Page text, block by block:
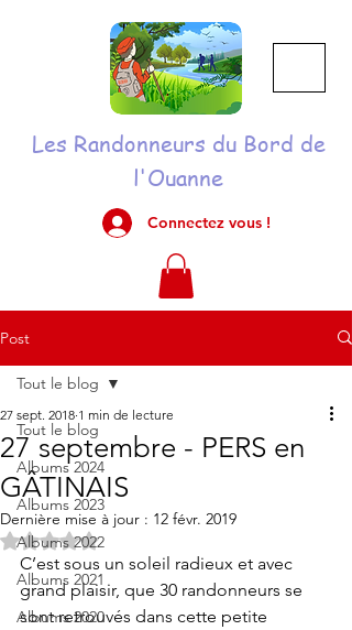
Les Randonneurs du Bord de
l'Ouanne
Connectez vous !
Post
Tout le blog
Albums 2024
Albums 2023
Albums 2022
Albums 2021
Albums 2020
Tout le blog
27 septembre - PERS en
GÂTINAIS
27 sept. 2018 1 min de lecture
Dernière mise à jour : 12 févr. 2019
Noté NaN étoiles sur 5.
C’est sous un soleil radieux et avec
grand plaisir, que 30 randonneurs se
sont retrouvés dans cette petite